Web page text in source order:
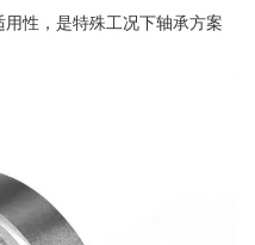
性，是特殊工况下轴承方案